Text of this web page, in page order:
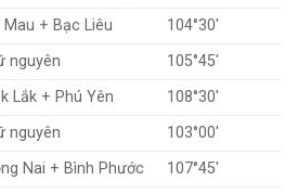
Mau + Bạc Liêu
104°30′
nguyên
105°45′
Lắk + Phú Yên
108°30′
nguyên
103°00′
Nai + Bình Phước 107°45′